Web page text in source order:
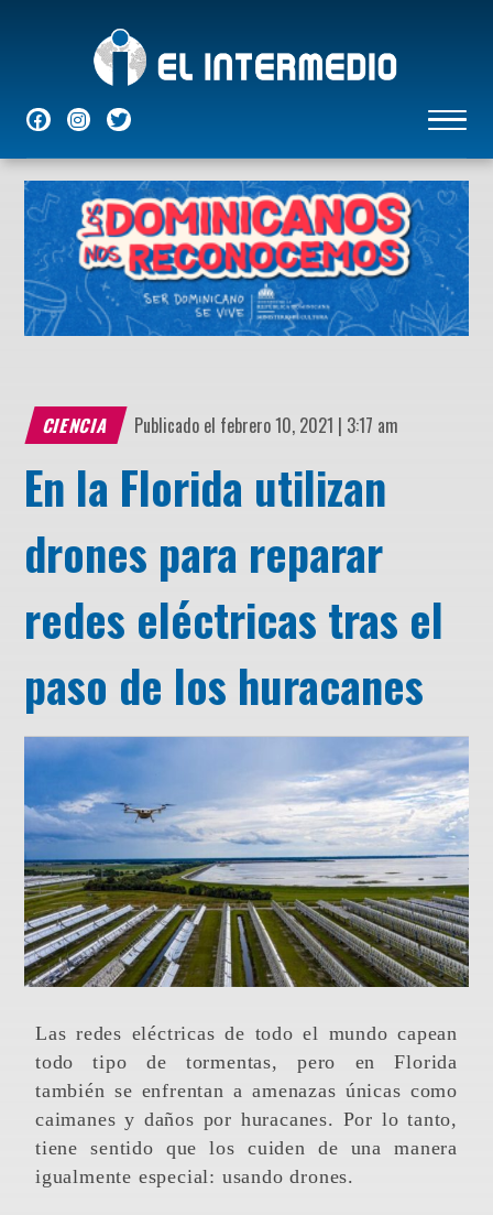
NACIONALES INTERNACIONALESECONÓMICASDEPORTES ENTRETENIMIENTO
CIENCIA Publicado el febrero 10, 2021 | 3:17 am
En la Florida utilizan
drones para reparar
redes eléctricas tras el
paso de los huracanes
Las redes eléctricas de todo el mundo capean
todo tipo de tormentas, pero en Florida
también se enfrentan a amenazas únicas como
caimanes y daños por huracanes. Por lo tanto,
tiene sentido que los cuiden de una manera
igualmente especial: usando drones.